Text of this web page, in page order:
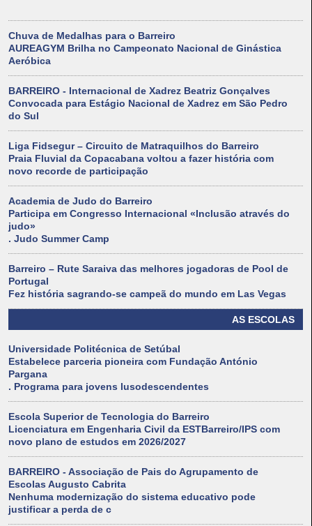
Chuva de Medalhas para o Barreiro
AUREAGYM Brilha no Campeonato Nacional de Ginástica
Aeróbica
BARREIRO - Internacional de Xadrez Beatriz Gonçalves
Convocada para Estágio Nacional de Xadrez em São Pedro
do Sul
Liga Fidsegur – Circuito de Matraquilhos do Barreiro
Praia Fluvial da Copacabana voltou a fazer história com
novo recorde de participação
Academia de Judo do Barreiro
Participa em Congresso Internacional «Inclusão através do
judo»
. Judo Summer Camp
Barreiro – Rute Saraiva das melhores jogadoras de Pool de
Portugal
Fez história sagrando-se campeã do mundo em Las Vegas
AS ESCOLAS
Universidade Politécnica de Setúbal
Estabelece parceria pioneira com Fundação António
Pargana
. Programa para jovens lusodescendentes
Escola Superior de Tecnologia do Barreiro
Licenciatura em Engenharia Civil da ESTBarreiro/IPS com
novo plano de estudos em 2026/2027
BARREIRO - Associação de Pais do Agrupamento de
Escolas Augusto Cabrita
Nenhuma modernização do sistema educativo pode
justificar a perda de c